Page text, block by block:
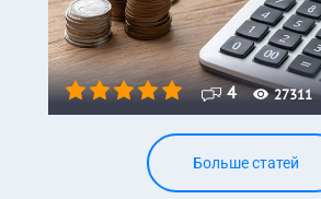
4 27311
Больше статей